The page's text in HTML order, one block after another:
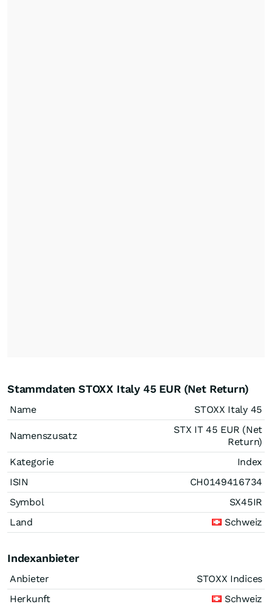
Stammdaten STOXX Italy 45 EUR (Net Return)
Name STOXX Italy 45
Namenszusatz
STX IT 45 EUR (Net
Return)
Kategorie
Index
ISIN
CH0149416734
Symbol
SX45IR
Land
Schweiz
Indexanbieter
Anbieter
STOXX Indices
Herkunft
Schweiz